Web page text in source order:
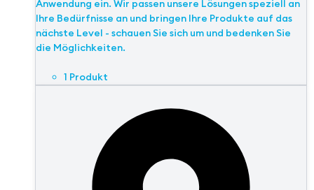
Anwendung ein. Wir passen unsere Lösungen speziell an
Ihre Bedürfnisse an und bringen Ihre Produkte auf das
nächste Level - schauen Sie sich um und bedenken Sie
die Möglichkeiten.
1 Produkt